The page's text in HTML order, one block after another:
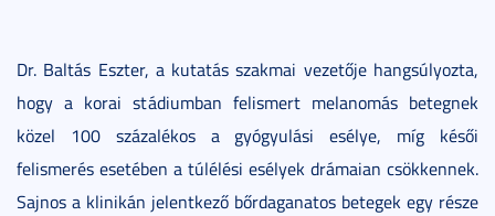
Dr. Baltás Eszter, a kutatás szakmai vezetője hangsúlyozta,
hogy a korai stádiumban felismert melanomás betegnek
közel 100 százalékos a gyógyulási esélye, míg késői
felismerés esetében a túlélési esélyek drámaian csökkennek.
Sajnos a klinikán jelentkező bőrdaganatos betegek egy része